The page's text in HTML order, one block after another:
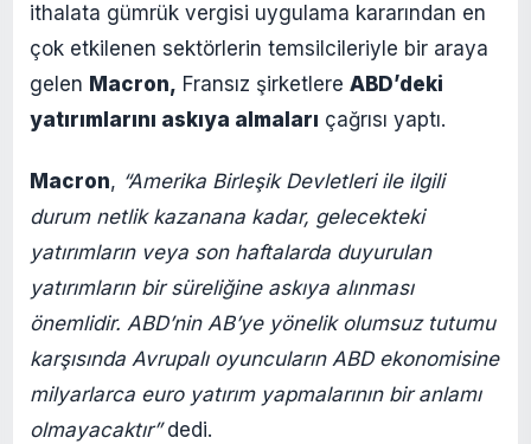
ithalata gümrük vergisi uygulama kararından en
çok etkilenen sektörlerin temsilcileriyle bir araya
gelen Macron, Fransız şirketlere ABD’deki
yatırımlarını askıya almaları çağrısı yaptı.
Macron, “Amerika Birleşik Devletleri ile ilgili
durum netlik kazanana kadar, gelecekteki
yatırımların veya son haftalarda duyurulan
yatırımların bir süreliğine askıya alınması
önemlidir. ABD’nin AB’ye yönelik olumsuz tutumu
karşısında Avrupalı oyuncuların ABD ekonomisine
milyarlarca euro yatırım yapmalarının bir anlamı
olmayacaktır”dedi.